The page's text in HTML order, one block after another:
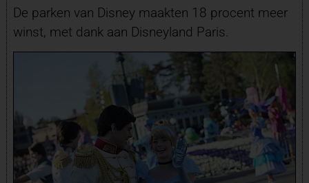
De parken van Disney maakten 18 procent meer
winst, met dank aan Disneyland Paris.